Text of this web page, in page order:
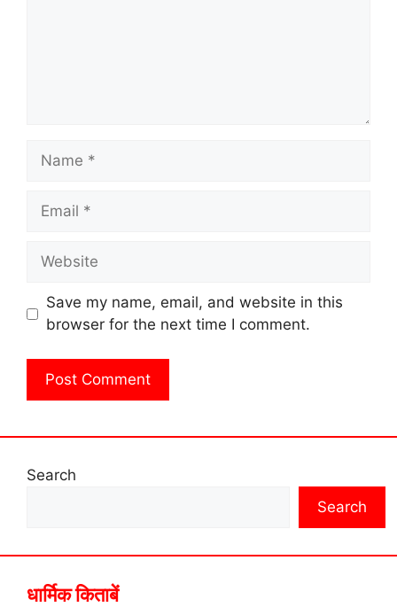
Name
Email
Website
Save my name, email, and website in this
browser for the next time I comment.
Search
Search
धार्मिक किताबें